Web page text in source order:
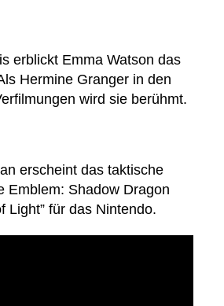
erblickt Emma Watson das
Hermine Granger in den
wird sie berühmt.
erscheint das taktische
Emblem: Shadow Dragon
Light” für das Nintendo.